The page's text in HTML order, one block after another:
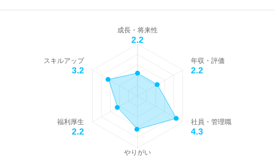
成長・将来性
2.2
年収・評価
2.2
社員・管理職
4.3
やりがい
福利厚生
2.2
スキルアップ
3.2